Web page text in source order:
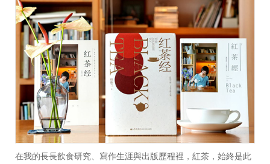
在我的長長飲食研究、寫作生涯與出版歷程裡，紅茶，始終是此